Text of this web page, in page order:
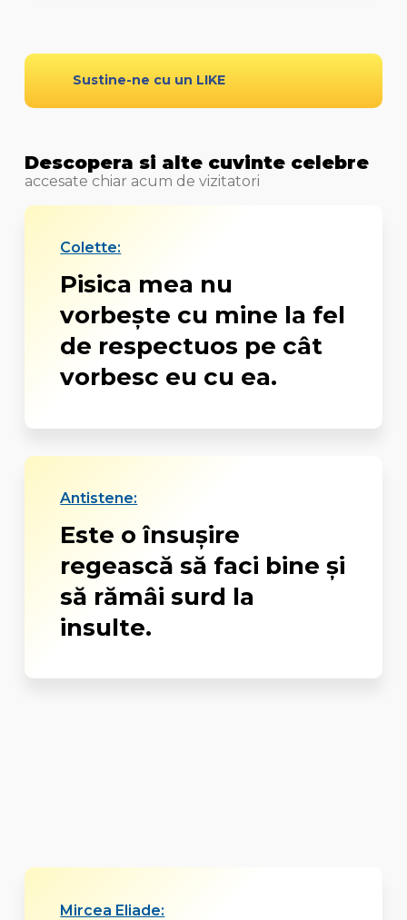
Sustine-ne cu un LIKE
Descopera si alte cuvinte celebre
accesate chiar acum de vizitatori
Colette:
Pisica mea nu
vorbește cu mine la fel
de respectuos pe cât
vorbesc eu cu ea.
Antistene:
Este o însuşire
regească să faci bine şi
să rămâi surd la
insulte.
Mircea Eliade: